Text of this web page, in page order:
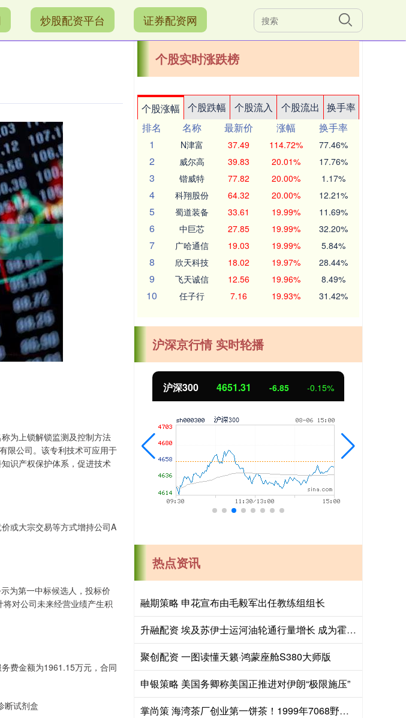
炒股配资平台 证券配资网
为上锁解锁监测及控制方法
限公司。该专利技术可应用于
识产权保护体系，促进技术
或大宗交易等方式增持公司A
为第一中标候选人，投标价
对公司未来经营业绩产生积
费金额为1961.15万元，合同
断试剂盒
个股实时涨跌榜
个股涨幅 个股跌幅 个股流入 个股流出
换手率
排名
名称 最新价 涨幅
换手率
1
N津富 37.49 114.72% 77.46%
2 威尔高 39.83 20.01% 17.76%
3 锴威特 77.82 20.00% 1.17%
4 科翔股份 64.32 20.00% 12.21%
5 蜀道装备 33.61 19.99% 11.69%
6 中巨芯 27.85 19.99% 32.20%
7 广哈通信 19.03 19.99% 5.84%
8 欣天科技 18.02 19.97% 28.44%
9 飞天诚信 12.56 19.96% 8.49%
10 任子行 7.16 19.93% 31.42%
沪深京行情 实时轮播
-0.15% 北证50 1122.88
热点资讯
融期策略 申花宣布由毛毅军出任教练组组长
升融配资 埃及苏伊士运河油轮通行量增长 成为霍尔木兹海峡关闭的意外受益者
聚创配资 一图读懂天籁·鸿蒙座舱S380大师版
申银策略 美国务卿称美国正推进对伊朗“极限施压”
掌尚策 海湾茶厂创业第一饼茶！1999年7068野生青饼，邹炳良监制_普洱_品牌_易武茶